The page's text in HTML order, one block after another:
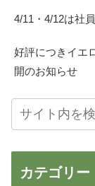
4/11・4/12は社
好評につきイエ
開のお知らせ
カテゴリー